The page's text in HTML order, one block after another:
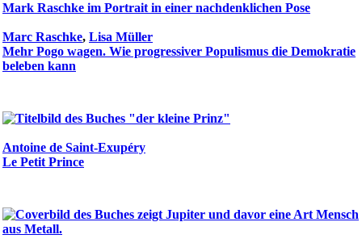
Marc Raschke, Lisa Müller
Mehr Pogo wagen. Wie progressiver Populismus die Demokratie
beleben kann
Antoine de Saint-Exupéry
Le Petit Prince